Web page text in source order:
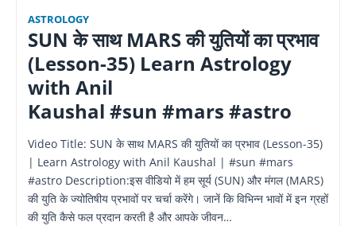
ASTROLOGY
SUN के साथ MARS की युतियों का प्रभाव
(Lesson-35) Learn Astrology
with Anil
Kaushal #sun #mars #astro
Video Title: SUN के साथ MARS की युतियों का प्रभाव (Lesson-35)
| Learn Astrology with Anil Kaushal | #sun #mars
#astro Description:इस वीडियो में हम सूर्य (SUN) और मंगल (MARS)
की युति के ज्योतिषीय प्रभावों पर चर्चा करेंगे। जानें कि विभिन्न भावों में इन ग्रहों
की युति कैसे फल प्रदान करती है और आपके जीवन…